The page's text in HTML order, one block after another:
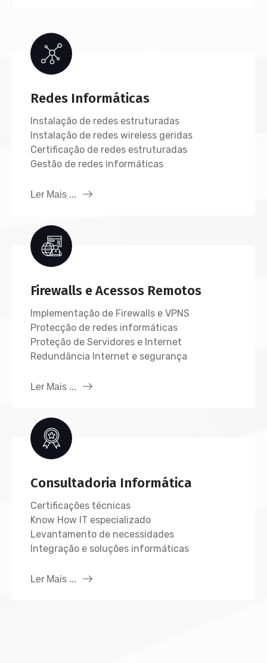
Redes Informáticas
Instalação de redes estruturadas
Instalação de redes wireless geridas
Certificação de redes estruturadas
Gestão de redes informáticas
Ler Mais ...
Firewalls e Acessos Remotos
Implementação de Firewalls e VPNS
Protecção de redes informáticas
Proteção de Servidores e Internet
Redundância Internet e segurança
Ler Mais ...
Consultadoria Informática
Certificações técnicas
Know How IT especializado
Levantamento de necessidades
Integração e soluções informáticas
Ler Mais ...